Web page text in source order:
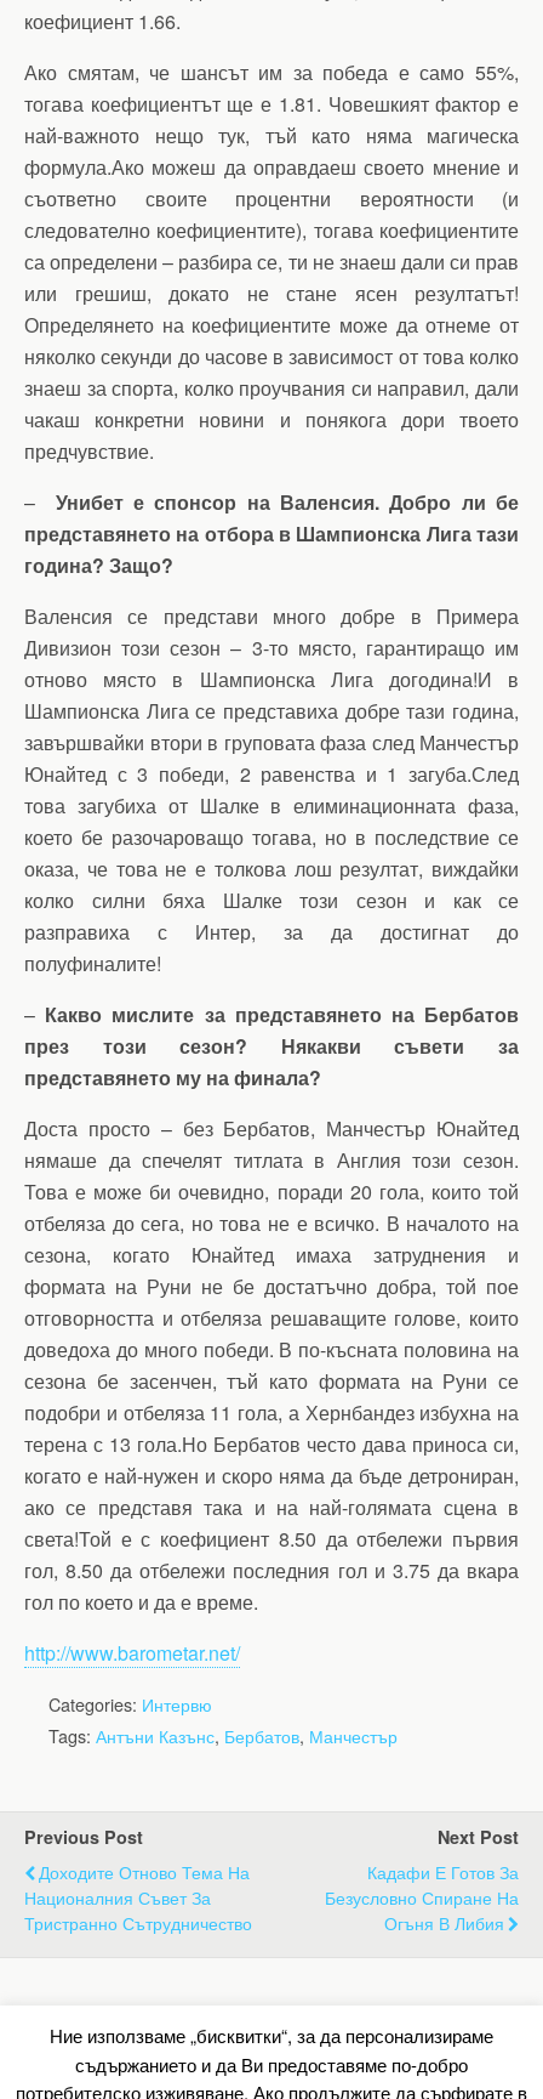
коефициент 1.66.
Ако смятам, че шансът им за победа е само 55%,
тогава коефициентът ще е 1.81. Човешкият фактор е
най-важното нещо тук, тъй като няма магическа
формула.Ако можеш да оправдаеш своето мнение и
съответно своите процентни вероятности (и
следователно коефициентите), тогава коефициентите
са определени – разбира се, ти не знаеш дали си прав
или грешиш, докато не стане ясен резултатът!
Определянето на коефициентите може да отнеме от
няколко секунди до часове в зависимост от това колко
знаеш за спорта, колко проучвания си направил, дали
чакаш конкретни новини и понякога дори твоето
предчувствие.
– Унибет е спонсор на Валенсия. Добро ли бе
представянето на отбора в Шампионска Лига тази
година? Защо?
Валенсия се представи много добре в Примера
Дивизион този сезон – 3-то място, гарантиращо им
отново място в Шампионска Лига догодина!И в
Шампионска Лига се представиха добре тази година,
завършвайки втори в груповата фаза след Манчестър
Юнайтед с 3 победи, 2 равенства и 1 загуба.След
това загубиха от Шалке в елиминационната фаза,
което бе разочароващо тогава, но в последствие се
оказа, че това не е толкова лош резултат, виждайки
колко силни бяха Шалке този сезон и как се
разправиха с Интер, за да достигнат до
полуфиналите!
– Какво мислите за представянето на Бербатов
през този сезон? Някакви съвети за
представянето му на финала?
Доста просто – без Бербатов, Манчестър Юнайтед
нямаше да спечелят титлата в Англия този сезон.
Това е може би очевидно, поради 20 гола, които той
отбеляза до сега, но това не е всичко. В началото на
сезона, когато Юнайтед имаха затруднения и
формата на Руни не бе достатъчно добра, той пое
отговорността и отбеляза решаващите голове, които
доведоха до много победи. В по-късната половина на
сезона бе засенчен, тъй като формата на Руни се
подобри и отбеляза 11 гола, а Хернбандез избухна на
терена с 13 гола.Но Бербатов често дава приноса си,
когато е най-нужен и скоро няма да бъде детрониран,
ако се представя така и на най-голямата сцена в
света!Той е с коефициент 8.50 да отбележи първия
гол, 8.50 да отбележи последния гол и 3.75 да вкара
гол по което и да е време.
http://www.barometar.net/
Categories: Интервю
Tags: Антъни Казънс, Бербатов, Манчестър
Previous Post
Доходите Отново Тема На
Националния Съвет За
Тристранно Сътрудничество
Next Post
Кадафи Е Готов За
Безусловно Спиране На
Огъня В Либия
Back to top
Mobile Desktop
Ние използваме „бисквитки“, за да персонализираме
съдържанието и да Ви предоставяме по-добро
потребителско изживяване. Ако продължите да сърфирате в